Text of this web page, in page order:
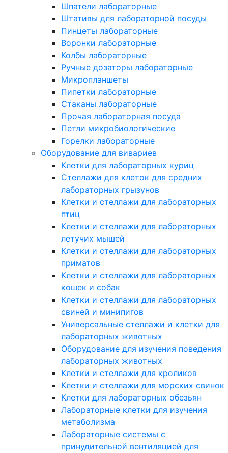
Шпатели лабораторные
Штативы для лабораторной посуды
Пинцеты лабораторные
Воронки лабораторные
Колбы лабораторные
Ручные дозаторы лабораторные
Микропланшеты
Пипетки лабораторные
Стаканы лабораторные
Прочая лабораторная посуда
Петли микробиологические
Горелки лабораторные
Оборудование для вивариев
Клетки для лабораторных куриц
Стеллажи для клеток для средних
лабораторных грызунов
Клетки и стеллажи для лабораторных
птиц
Клетки и стеллажи для лабораторных
летучих мышей
Клетки и стеллажи для лабораторных
приматов
Клетки и стеллажи для лабораторных
кошек и собак
Клетки и стеллажи для лабораторных
свиней и минипигов
Универсальные стеллажи и клетки для
лабораторных животных
Оборудование для изучения поведения
лабораторных животных
Клетки и стеллажи для кроликов
Клетки и стеллажи для морских свинок
Клетки для лабораторных обезьян
Лабораторные клетки для изучения
метаболизма
Лабораторные системы с
принудительной вентиляцией для